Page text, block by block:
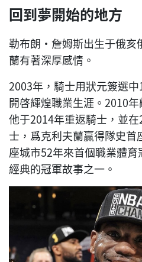
回到夢開始的地方
勒布朗·詹姆斯出生于俄亥
蘭有著深厚感情。
2003年，騎士用狀元簽選
開啓輝煌職業生涯。2010
他于2014年重返騎士，並
士，爲克利夫蘭贏得隊史首
座城市52年來首個職業體
經典的冠軍故事之一。